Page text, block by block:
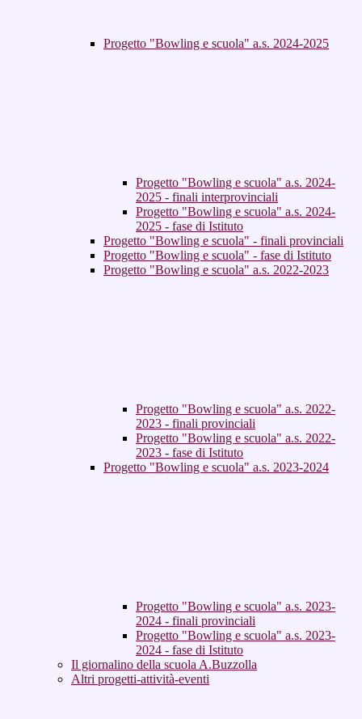
Progetto "Bowling e scuola" a.s. 2024-2025
Progetto "Bowling e scuola" a.s. 2024-
2025 - finali interprovinciali
Progetto "Bowling e scuola" a.s. 2024-
2025 - fase di Istituto
Progetto "Bowling e scuola" - finali provinciali
Progetto "Bowling e scuola" - fase di Istituto
Progetto "Bowling e scuola" a.s. 2022-2023
Progetto "Bowling e scuola" a.s. 2022-
2023 - finali provinciali
Progetto "Bowling e scuola" a.s. 2022-
2023 - fase di Istituto
Progetto "Bowling e scuola" a.s. 2023-2024
Progetto "Bowling e scuola" a.s. 2023-
2024 - finali provinciali
Progetto "Bowling e scuola" a.s. 2023-
2024 - fase di Istituto
Il giornalino della scuola A.Buzzolla
Altri progetti-attività-eventi